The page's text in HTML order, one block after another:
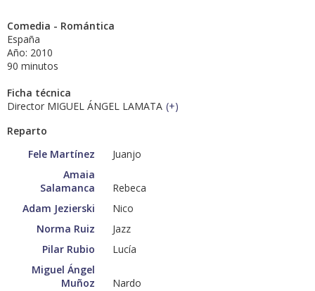
Comedia - Romántica
España
Año: 2010
90 minutos
Ficha técnica
Director MIGUEL ÁNGEL LAMATA (+)
Reparto
Fele Martínez
Juanjo
Amaia
Salamanca
Rebeca
Adam Jezierski
Nico
Norma Ruiz
Jazz
Pilar Rubio
Lucía
Miguel Ángel
Muñoz
Nardo